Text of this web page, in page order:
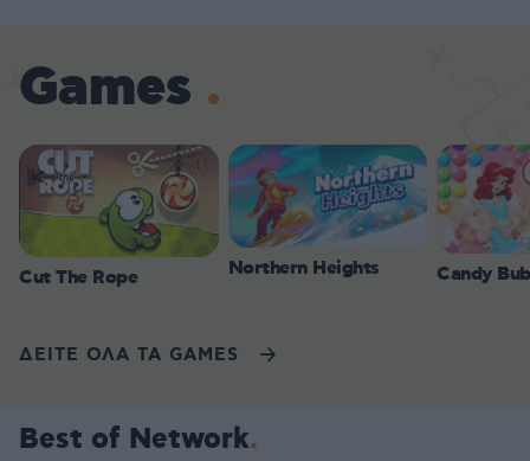
Games
Cut The Rope Northern Heights Candy
ΔΕΙΤΕ ΟΛΑ ΤΑ GAMES
Best of Network